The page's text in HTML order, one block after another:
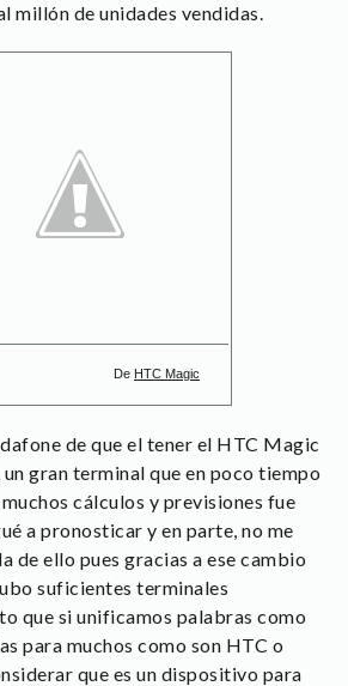
millón de unidades vendidas.
De HTC Magic
de que el tener el HTC Magic
gran terminal que en poco tiempo
cálculos y previsiones fue
a pronosticar y en parte, no me
de ello pues gracias a ese cambio
suficientes terminales
que si unificamos palabras como
para muchos como son HTC o
que es un dispositivo para